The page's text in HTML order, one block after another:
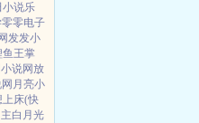
小说乐
零零电子
发发小
王掌
说网放
月亮小
上床(快
白月光